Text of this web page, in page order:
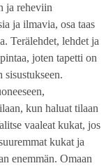
ja reheviin
ja ilmavia, osa taas
Terälehdet, lehdet ja
joten tapetti on
sisustukseen.
kun haluat tilaan
vaaleat kukat, jos
kukat ja
enemmän. Omaan